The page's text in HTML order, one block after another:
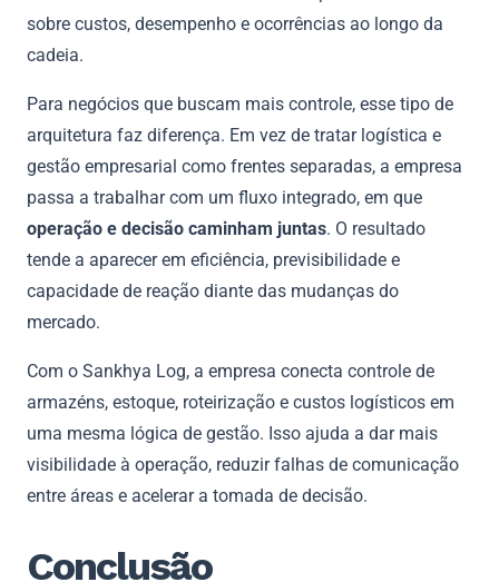
sobre custos, desempenho e ocorrências ao longo da
cadeia.
Para negócios que buscam mais controle, esse tipo de
arquitetura faz diferença. Em vez de tratar logística e
gestão empresarial como frentes separadas, a empresa
passa a trabalhar com um fluxo integrado, em que
operação e decisão caminham juntas. O resultado
tende a aparecer em eficiência, previsibilidade e
capacidade de reação diante das mudanças do
mercado.
Com o Sankhya Log, a empresa conecta controle de
armazéns, estoque, roteirização e custos logísticos em
uma mesma lógica de gestão. Isso ajuda a dar mais
visibilidade à operação, reduzir falhas de comunicação
entre áreas e acelerar a tomada de decisão.
Conclusão